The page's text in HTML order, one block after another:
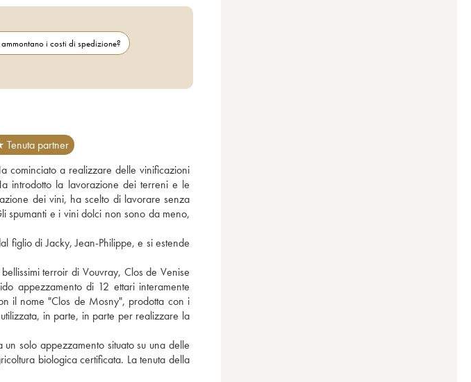
i costi di spedizione?
Tenuta partner
cominciato a realizzare delle vinificazioni
introdotto la lavorazione dei terreni e le
dei vini, ha scelto di lavorare senza
spumanti e i vini dolci non sono da meno,
figlio di Jacky, Jean-Philippe, e si estende
terroir di Vouvray, Clos de Venise
appezzamento di 12 ettari interamente
il nome "Clos de Mosny", prodotta con i
in parte, in parte per realizzare la
solo appezzamento situato su una delle
biologica certificata. La tenuta della